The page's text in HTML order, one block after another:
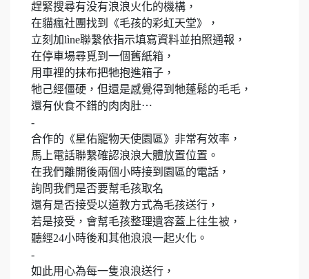
趕緊搜尋有没有浪浪火化的機構，
在貓瘋社團找到《毛孩的彩虹天堂》，
立刻加lìne聯繫依指示填寫資料並拍照通報，
在停車場尋覓到一個舊紙箱，
用車裡的抹布把牠抱進箱子，
牠己經僵硬，但還是感覺得到牠蓬鬆的毛毛，
還有伙食不錯的肉肉肚⋯
-
合作的《星佑寵物天使園區》非常有效率，
馬上電話聯繫確認浪浪大體放置位置。
在我們離開後兩個小時接到園區的電話，
詢問我們是否要幫毛孩取名
還有是否接受以道教方式為毛孩送行，
若是接受，會幫毛孩整理遺容蓋上往生被，
聽經24小時後和其他浪浪一起火化。
-
如此用心為每一隻浪浪送行，